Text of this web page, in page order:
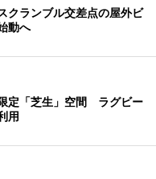
クランブル交差点の屋外ビ
動へ
定「芝生」空間 ラグビー
用